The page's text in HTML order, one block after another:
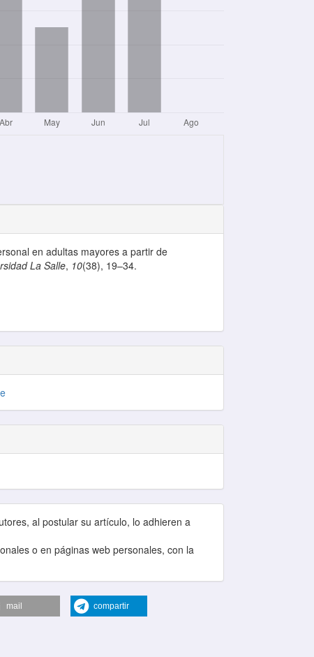
en adultas mayores a partir de
La Salle, 10(38), 19–34.
al postular su artículo, lo adhieren a
o en páginas web personales, con la
mail compartir